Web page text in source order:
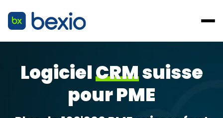
LogicielCRMsuisse
pour PME